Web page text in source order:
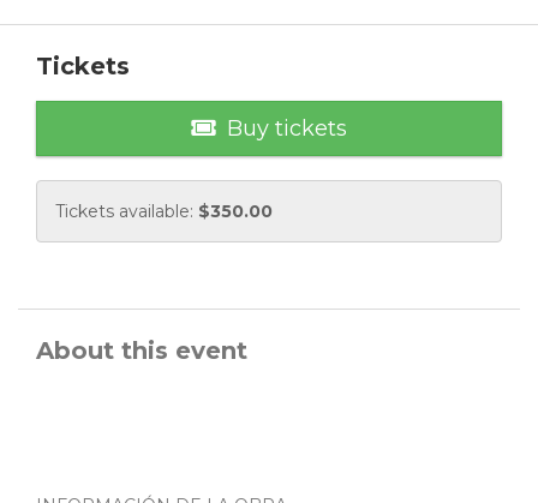
Tickets
Buy tickets
Tickets available: $350.00
About this event